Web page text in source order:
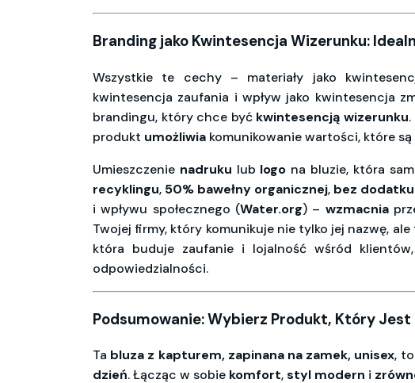
Branding jako Kwintesencja Wizerunku:
Wszystkie te cechy – materiały jako
kwintesencja zaufania i wpływ jako kwintesencja
brandingu, który chce być kwintesencją wizerunku
produkt umożliwia komunikowanie wartości, które
Umieszczenie nadruku lub logo na bluzie, która
recyklingu, 50% bawełny organicznej, bez
i wpływu społecznego (Water.org) – wzmacnia
Twojej firmy, który komunikuje nie tylko jej nazwę,
która buduje zaufanie i lojalność wśród
odpowiedzialności.
Podsumowanie: Wybierz Produkt, Który
Ta bluza z kapturem, zapinana na zamek, unisex,
dzień. Łącząc w sobie komfort,styl modern i